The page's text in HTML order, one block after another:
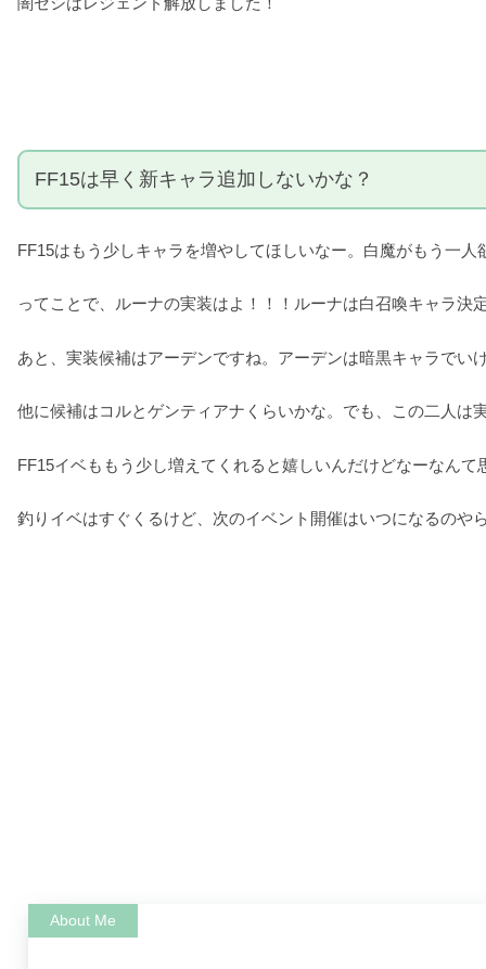
FF15は早く新キャラ追加しないかな？
FF15はもう少しキャラを増やしてほしいなー。白魔がもう一人
ってことで、ルーナの実装はよ！！！ルーナは白召喚キャラ決
あと、実装候補はアーデンですね。アーデンは暗黒キャラでい
他に候補はコルとゲンティアナくらいかな。でも、この二人は
FF15イベももう少し増えてくれると嬉しいんだけどなーなんて
釣りイベはすぐくるけど、次のイベント開催はいつになるのや